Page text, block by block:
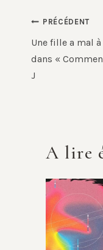
de
l’article
PRÉCÉDENT
Une fille a mal
dans «
J
A lire